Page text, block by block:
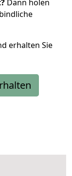
Dann holen
erhalten Sie